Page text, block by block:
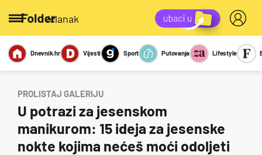
/članak
Miks Kviz
Report
Sexy
Dnevnik.hr Vijesti Sport Putovanja Lifestyle
PROLISTAJ GALERIJU
U potrazi za jesenskom
manikurom: 15 ideja za jesenske
nokte kojima nećeš moći odoljeti